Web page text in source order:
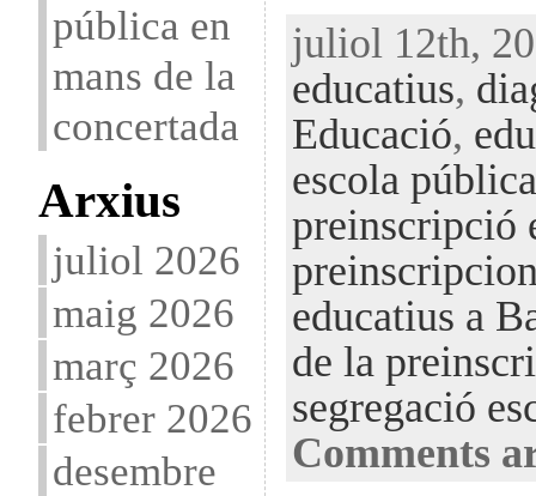
pública en
mans de la
concertada
Arxius
juliol 2026
maig 2026
març 2026
febrer 2026
desembre
juliol 12th,
educatius,
Educació,
escola pública
preinscripció
educatius a
de la
segregació
Comments